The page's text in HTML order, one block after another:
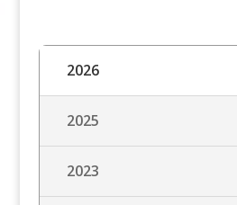
2026
2025
2023